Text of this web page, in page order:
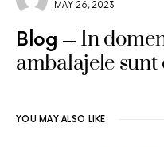
MAY 26, 2023
Blog
In
ambalajele sunt
YOU MAY ALSO LIKE